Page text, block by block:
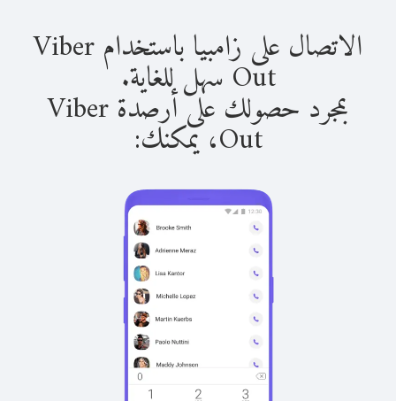
الاتصال على زامبيا باستخدام Viber
Out سهل للغاية.
بمجرد حصولك على أرصدة Viber
Out، يمكنك: